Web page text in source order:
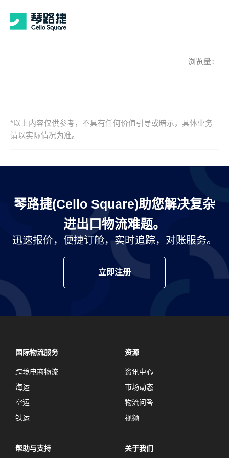
浏览量：
*以上内容仅供参考，不具有任何价值引导或暗示，具体业务
请以实际情况为准。
琴路捷(Cello Square)助您解决复杂
进出口物流难题。
迅速报价，便捷订舱，实时追踪，对账服务。
立即注册
国际物流服务
跨境电商物流
海运
空运
铁运
资源
资讯中心
市场动态
物流问答
视频
帮助与支持 关于我们